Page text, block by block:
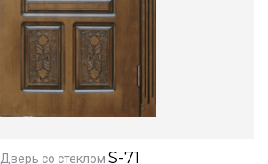
Дверь со стеклом S-71